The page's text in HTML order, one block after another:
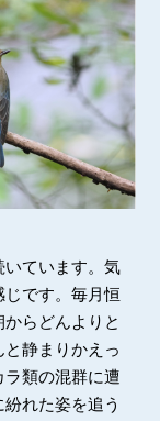
いています。気
です。毎月恒
らどんよりと
静まりかえっ
類の混群に遭
れた姿を追う